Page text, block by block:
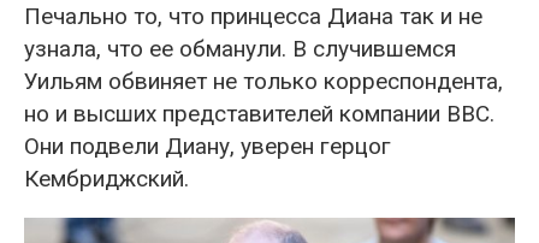
Печально то, что принцесса Диана так и не
узнала, что ее обманули. В случившемся
Уильям обвиняет не только корреспондента,
но и высших представителей компании ВВС.
Они подвели Диану, уверен герцог
Кембриджский.